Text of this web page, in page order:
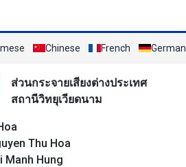
Chinese French German
ส่วนกระจายเสียงต่างประเทศ
สถานีวิทยุเวียดนาม
Thu Hoa
Manh Hung